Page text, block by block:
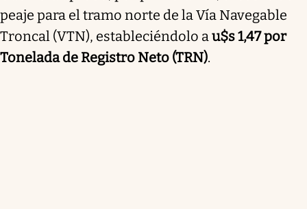
peaje para el tramo norte de la Vía Navegable
Troncal (VTN), estableciéndolo au$s 1,47 por
Tonelada de Registro Neto (TRN).